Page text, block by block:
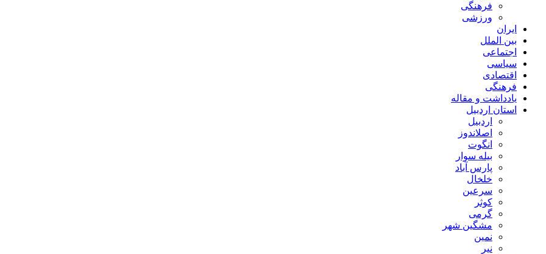
فرهنگی
ورزشی
ایران
بین الملل
اجتماعی
سیاسی
اقتصادی
فرهنگی
یادداشت و مقاله
استان اردبیل
اردبیل
اصلاندوز
انگوت
بیله سوار
پارس آباد
خلخال
سرعین
کوثر
گرمی
مشگین شهر
نمین
نیر